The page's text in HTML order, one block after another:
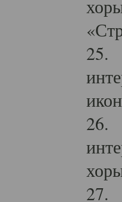
25.
26.
27.